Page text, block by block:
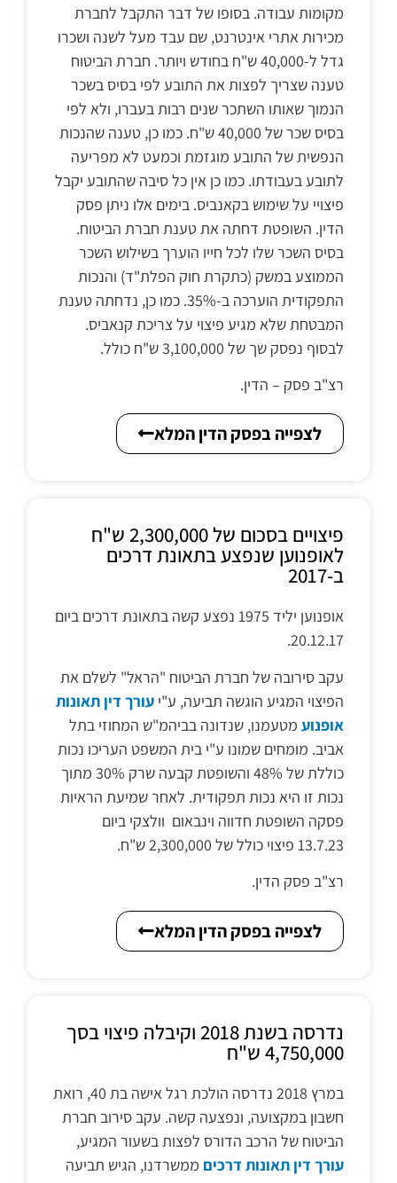
מקומות עבודה. בסופו של דבר התקבל לחברת
מכירות אתרי אינטרנט, שם עבד מעל לשנה ושכרו
גדל ל-40,000 ש"ח בחודש ויותר. חברת הביטוח
טענה שצריך לפצות את התובע לפי בסיס בשכר
הנמוך שאותו השתכר שנים רבות בעברו, ולא לפי
בסיס שכר של 40,000 ש"ח. כמו כן, טענה שהנכות
הנפשית של התובע מוגזמת וכמעט לא מפריעה
לתובע בעבודתו. כמו כן אין כל סיבה שהתובע יקבל
פיצויי על שימוש בקאנביס. בימים אלו ניתן פסק
הדין. השופטת דחתה את טענת חברת הביטוח.
בסיס השכר שלו לכל חייו הוערך בשילוש השכר
הממוצע במשק (כתקרת חוק הפלת"ד) והנכות
התפקודית הוערכה ב-35%. כמו כן, נדחתה טענת
המבטחת שלא מגיע פיצוי על צריכת קנאביס.
לבסוף נפסק שך של 3,100,000 ש"ח כולל.
רצ"ב פסק – הדין.
לצפייה בפסק הדין המלא
פיצויים בסכום של 2,300,000 ש"ח
לאופנוען שנפצע בתאונת דרכים
ב-2017
אופנוען יליד 1975 נפצע קשה בתאונת דרכים ביום
20.12.17.
עקב סירובה של חברת הביטוח "הראל" לשלם את
הפיצוי המגיע הוגשה תביעה, ע"י עורך דין תאונות
אופנוע מטעמנו, שנדונה בביהמ"ש המחוזי בתל
אביב. מומחים שמונו ע"י בית המשפט העריכו נכות
כוללת של 48% והשופטת קבעה שרק 30% מתוך
נכות זו היא נכות תפקודית. לאחר שמיעת הראיות
פסקה השופטת חדווה וינבאום וולצקי ביום
13.7.23 פיצוי כולל של 2,300,000 ש"ח.
רצ"ב פסק הדין.
לצפייה בפסק הדין המלא
נדרסה בשנת 2018 וקיבלה פיצוי בסך
4,750,000 ש"ח
במרץ 2018 נדרסה הולכת רגל אישה בת 40, רואת
חשבון במקצועה, ונפצעה קשה. עקב סירוב חברת
הביטוח של הרכב הדורס לפצות בשעור המגיע,
עורך דין תאונות דרכים ממשרדנו, הגיש תביעה